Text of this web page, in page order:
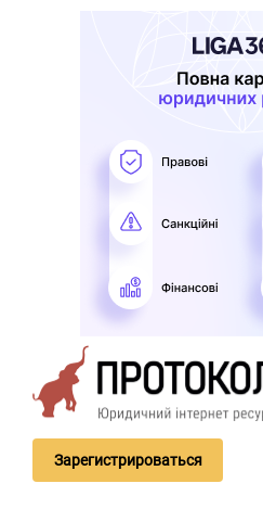
Зарегистрироваться